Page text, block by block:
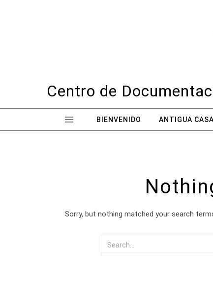
Centro de
BIENVENIDO ANTIGUA CASA
Sorry, but nothing matched your search